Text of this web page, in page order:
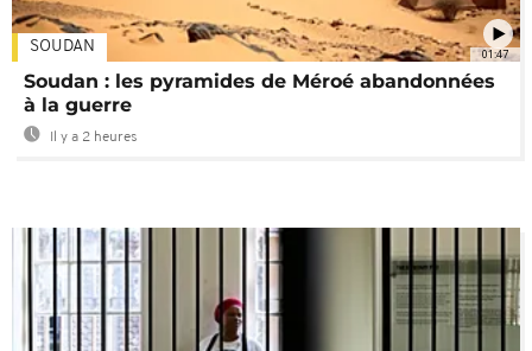
01:47
SOUDAN
Soudan : les pyramides de Méroé abandonnées
à la guerre
Il y a 2 heures